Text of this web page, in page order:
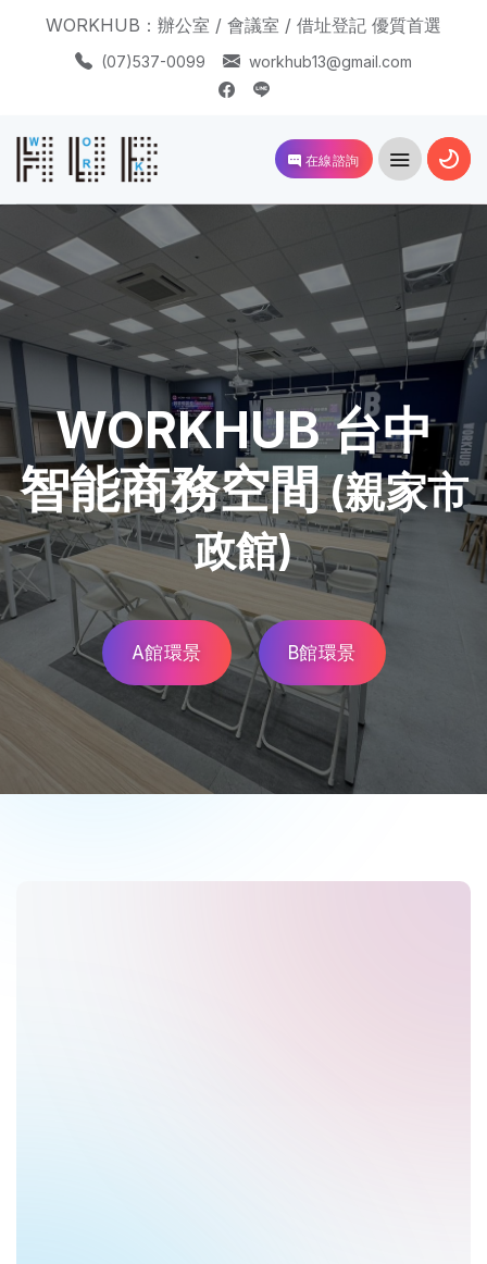
WORKHUB：辦公室 / 會議室 / 借址登記 優質首選
(07)537-0099 workhub13@gmail.com
在線諮詢
WORKHUB 台中
智能商務空間(親家市
政館)
A館環景 B館環景